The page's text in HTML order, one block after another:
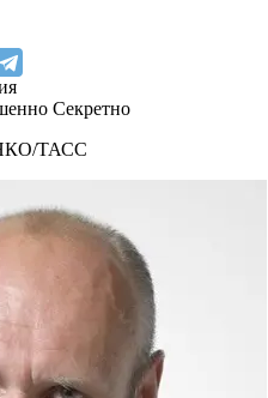
ТАСС